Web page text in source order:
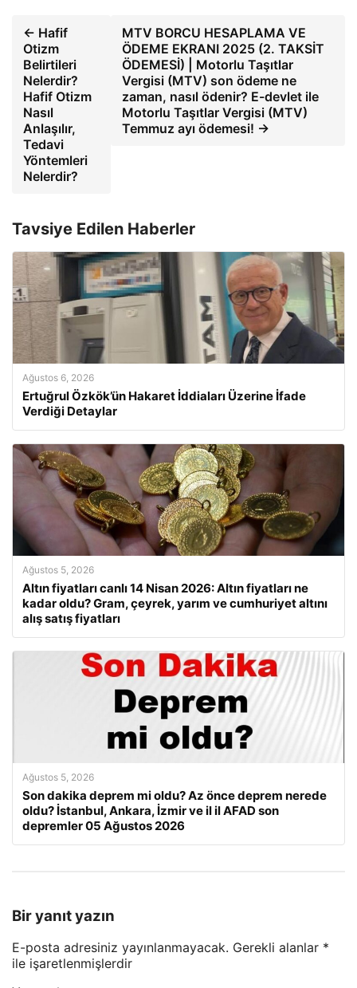
← Hafif
Otizm
Belirtileri
Nelerdir?
Hafif Otizm
Nasıl
Anlaşılır,
Tedavi
Yöntemleri
Nelerdir?
MTV BORCU HESAPLAMA VE
ÖDEME EKRANI 2025 (2. TAKSİT
ÖDEMESİ) | Motorlu Taşıtlar
Vergisi (MTV) son ödeme ne
zaman, nasıl ödenir? E-devlet ile
Motorlu Taşıtlar Vergisi (MTV)
Temmuz ayı ödemesi! →
Tavsiye Edilen Haberler
Ağustos 6, 2026
Ertuğrul Özkök’ün Hakaret İddiaları Üzerine İfade
Verdiği Detaylar
Ağustos 5, 2026
Altın fiyatları canlı 14 Nisan 2026: Altın fiyatları ne
kadar oldu? Gram, çeyrek, yarım ve cumhuriyet altını
alış satış fiyatları
Ağustos 5, 2026
Son dakika deprem mi oldu? Az önce deprem nerede
oldu? İstanbul, Ankara, İzmir ve il il AFAD son
depremler 05 Ağustos 2026
Bir yanıt yazın
E-posta adresiniz yayınlanmayacak. Gerekli alanlar *
ile işaretlenmişlerdir